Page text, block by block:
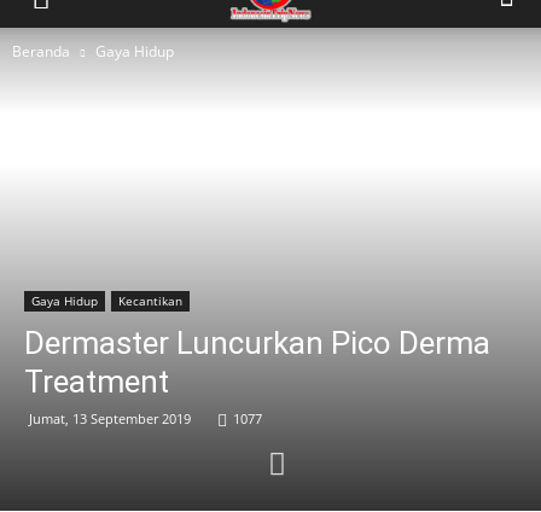
Beranda Gaya Hidup
Gaya Hidup Kecantikan
Dermaster Luncurkan Pico Derma
Treatment
Jumat, 13 September 2019 1077